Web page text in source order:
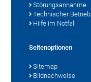
Störungsannahme
Technischer Betrieb
Hilfe im Notfall
Seitenoptionen
Sitemap
Bildnachweise